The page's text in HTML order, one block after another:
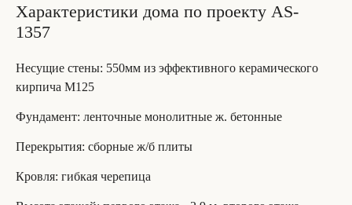
Характеристики дома по проекту AS-
1357
Несущие стены: 550мм из эффективного керамического
кирпича М125
Фундамент: ленточные монолитные ж. бетонные
Перекрытия: сборные ж/б плиты
Кровля: гибкая черепица